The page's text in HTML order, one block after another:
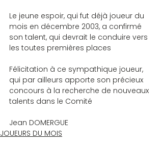
Le jeune espoir, qui fut déjà joueur du
mois en décembre 2003, a confirmé
son talent, qui devrait le conduire vers
les toutes premières places
Félicitation à ce sympathique joueur,
qui par ailleurs apporte son précieux
concours à la recherche de nouveaux
talents dans le Comité
Jean DOMERGUE
JOUEURS DU MOIS